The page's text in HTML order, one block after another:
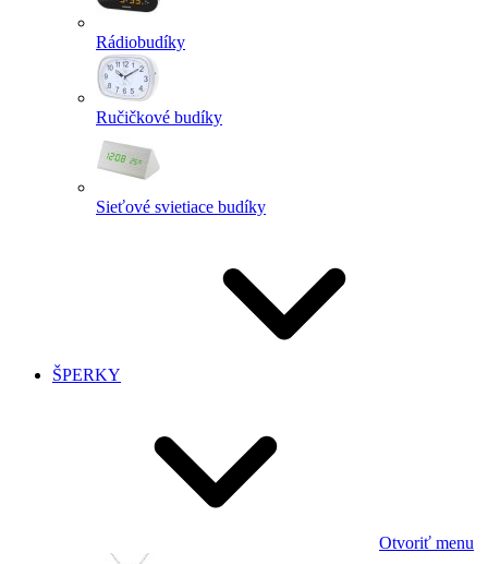
Rádiobudíky
Ručičkové budíky
Sieťové svietiace budíky
ŠPERKY
Otvoriť menu